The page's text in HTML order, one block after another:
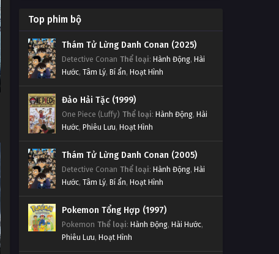
Top phim bộ
Thám Tử Lừng Danh Conan (2025)
Detective Conan Thể loại: Hành Động, Hài
Hước, Tâm Lý, Bí ẩn, Hoạt Hình
Đảo Hải Tặc (1999)
One Piece (Luffy) Thể loại: Hành Động, Hài
Hước, Phiêu Lưu, Hoạt Hình
Thám Tử Lừng Danh Conan (2005)
Detective Conan Thể loại: Hành Động, Hài
Hước, Tâm Lý, Bí ẩn, Hoạt Hình
Pokemon Tổng Hợp (1997)
Pokemon Thể loại: Hành Động, Hài Hước,
Phiêu Lưu, Hoạt Hình